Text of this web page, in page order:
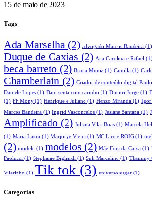
15 de maio de 2023
Tags
Ada Marselha (2) advogado Marcos Bandeira (1)
Duque de Caxias (2) Ana Carolina e Rafael (1)
beca barreto (2) Bruna Muniz (1) Camilla (1)
Chamberlain (2) Criador de conteúdo digital
Daniele Lopes (1) Dani senta com carinho (1) Dimitri Jorge (1)
(1) FF Mony (1) Henrique e Juliano (1) Henzo Miranda (1) Igor
Marcos Bandeira (1) Ingrid Vasconcelos (1) Jesiane Santana (1)
Amplificado (2) Juliana Vilas Boas (1) Marcela
(1) Maria Laura (1) Marjorye Vieira (1) MC Liro e ROIG (1)
(2) modelo (1) modelos (2) Mãe Fora da Caixa (1)
Paolucci (1) Stephanie Bigliardi (1) Suh Marcelino (1) Thammy
Vilarinho (1) Tik tok (3) universo sugar (1)
Categorias